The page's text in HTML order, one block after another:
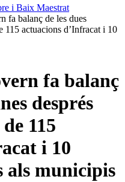
fa balanç de les dues
115 actuacions d’Infracat i 10
fa balanç
després
115
i 10
als municipis